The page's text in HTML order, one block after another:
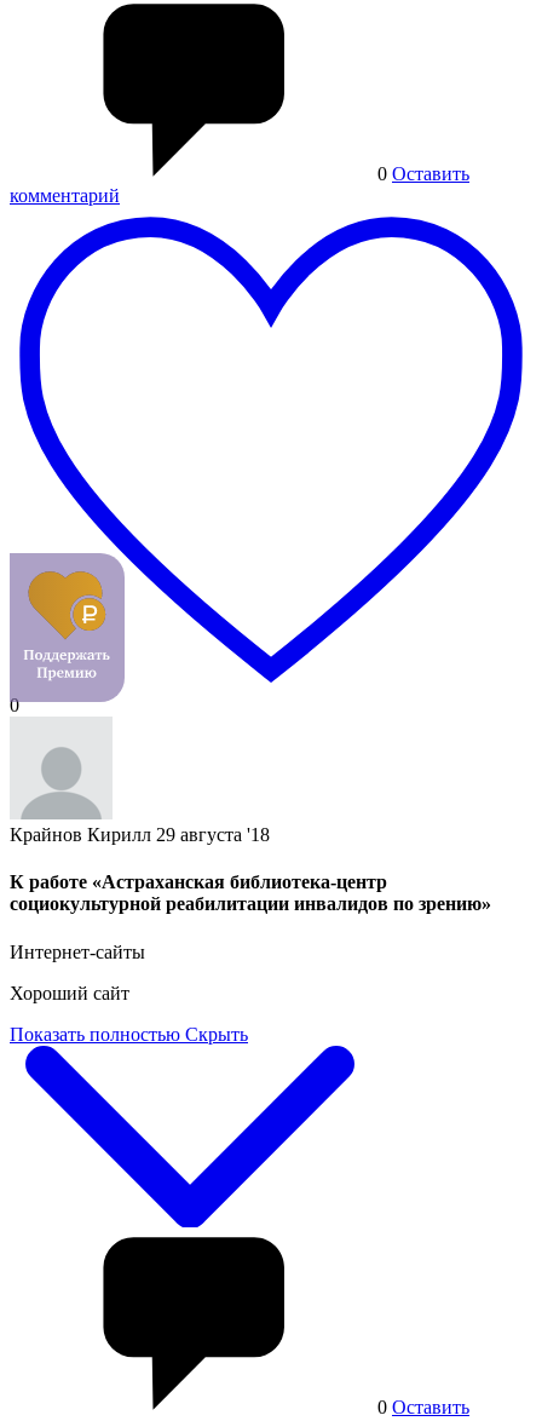
0 Оставить
комментарий
0
Крайнов Кирилл 29 августа '18
К работе «Астраханская библиотека-центр
социокультурной реабилитации инвалидов по зрению»
Интернет-сайты
Хороший сайт
Показать полностью Скрыть
0 Оставить